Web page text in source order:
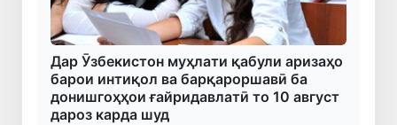
Дар Ӯзбекистон муҳлати қабули аризаҳо
барои интиқол ва барқароршавӣ ба
донишгоҳҳои ғайридавлатӣ то 10 август
дароз карда шуд